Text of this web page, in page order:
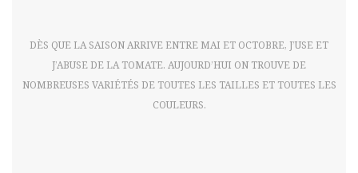
DÈS QUE LA SAISON ARRIVE ENTRE MAI ET OCTOBRE, J’USE ET
J’ABUSE DE LA TOMATE. AUJOURD’HUI ON TROUVE DE
NOMBREUSES VARIÉTÉS DE TOUTES LES TAILLES ET TOUTES LES
COULEURS.